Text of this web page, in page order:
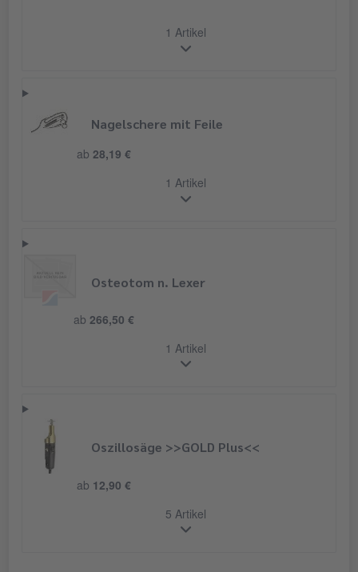
1 Artikel
Nagelschere mit Feile
ab 28,19 €
1 Artikel
Osteotom n. Lexer
ab 266,50 €
1 Artikel
Oszillosäge >>GOLD Plus<<
ab 12,90 €
5 Artikel